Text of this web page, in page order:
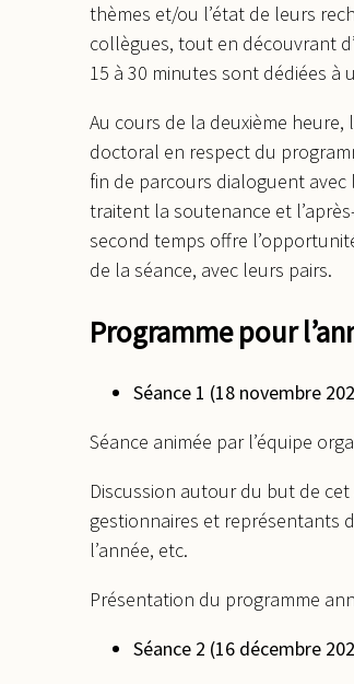
thèmes et/ou l’état de leurs
collègues, tout en découvrant
15 à 30 minutes sont dédiées
Au cours de la deuxième
doctoral en respect du
fin de parcours dialoguent
traitent la soutenance et
second temps offre
de la séance, avec leurs pairs.
Programme pour
Séance 1 (18 novembre
Séance animée par l’équipe
Discussion autour du but de
gestionnaires et représentants
l’année, etc.
Présentation du programme
Séance 2 (16 décembre